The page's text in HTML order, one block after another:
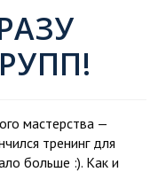
мастерства —
тренинг для
больше :). Как и